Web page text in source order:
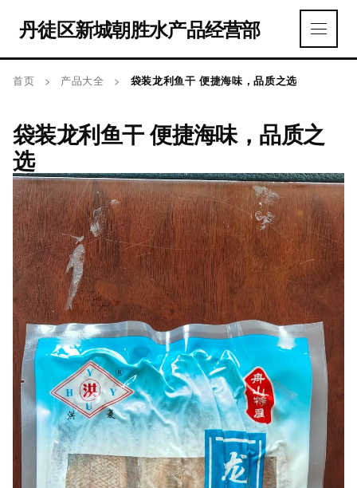
丹徒区新城朝胜水产品经营部
首页 > 产品大全 > 袋装龙利鱼干 便捷海味，品质之选
袋装龙利鱼干 便捷海味，品质之
选